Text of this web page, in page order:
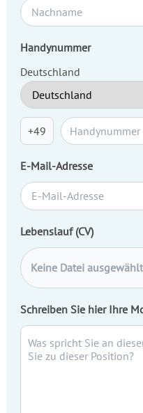
Handynummer
Deutschland
+49
E-Mail-Adresse
Lebenslauf (CV)
Keine Datei ausgewählt
Schreiben Sie hier Ihre